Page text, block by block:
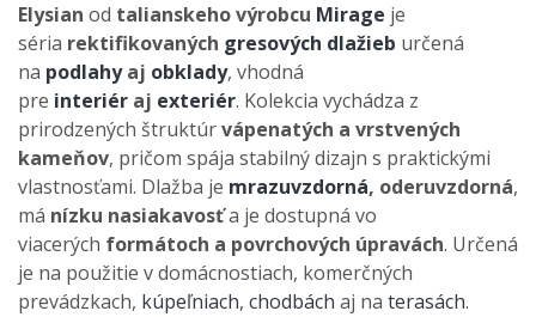
Elysian od talianskeho výrobcu Mirage je
séria rektifikovaných gresových dlažieb určená
na podlahyaj obklady, vhodná
pre interiér aj exteriér. Kolekcia vychádza z
prirodzených štruktúrvápenatých a vrstvených
kameňov, pričom spája stabilný dizajn s praktickými
vlastnosťami. Dlažba je mrazuvzdorná, oderuvzdorná,
má nízku nasiakavosťa je dostupná vo
viacerých formátoch a povrchových úpravách. Určená
je na použitie v domácnostiach, komerčných
prevádzkach, kúpeľniach, chodbách aj na terasách.